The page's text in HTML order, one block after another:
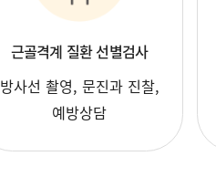
근골격계 질환 선별검사
방사선 촬영, 문진과 진찰,
예방상담